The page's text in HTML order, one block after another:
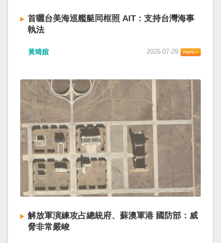
首曬台美海巡艦艇同框照 AIT：支持台灣海事
執法
黃靖媗 2026-07-29
解放軍演練攻占總統府、蘇澳軍港 國防部：威
脅非常嚴峻